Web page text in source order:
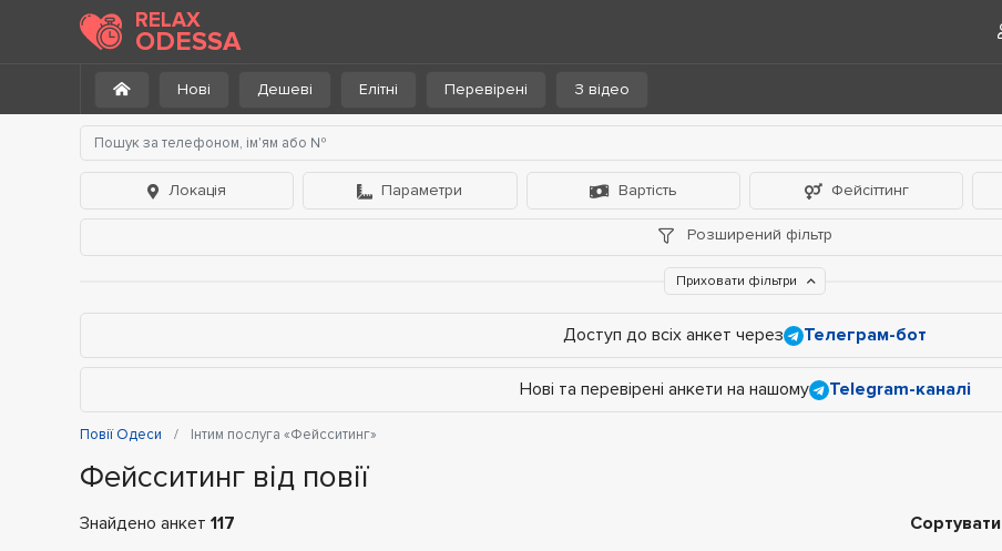
RELAX
ODESSA
Нові Дешеві Елітні Перевірені З відео
Локація Параметри Вартість Фейсіттинг
Розширений фільтр
Приховати фільтри
Доступ до всіх анкет через Телеграм-бот
Нові та перевірені анкети на нашому Telegram-каналі
Повії Одеси Інтим послуга «Фейсситинг»
Фейсситинг від повії
Знайдено анкет 117 Сортувати